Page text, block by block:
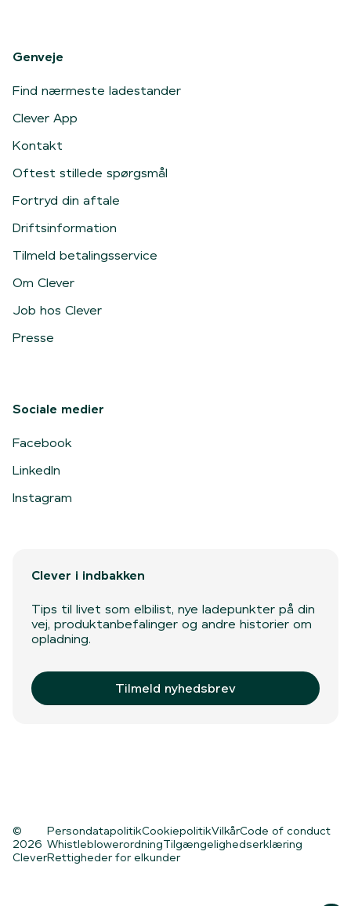
Genveje
Find nærmeste ladestander
Clever App
Kontakt
Oftest stillede spørgsmål
Fortryd din aftale
Driftsinformation
Tilmeld betalingsservice
Om Clever
Job hos Clever
Presse
Sociale medier
Facebook
LinkedIn
Instagram
Clever i indbakken
Tips til livet som elbilist, nye ladepunkter på din
vej, produktanbefalinger og andre historier om
opladning.
Tilmeld nyhedsbrev
©
2026
Clever
PersondatapolitikCookiepolitikVilkårCode of conduct
WhistleblowerordningTilgængelighedserklæring
Rettigheder for elkunder